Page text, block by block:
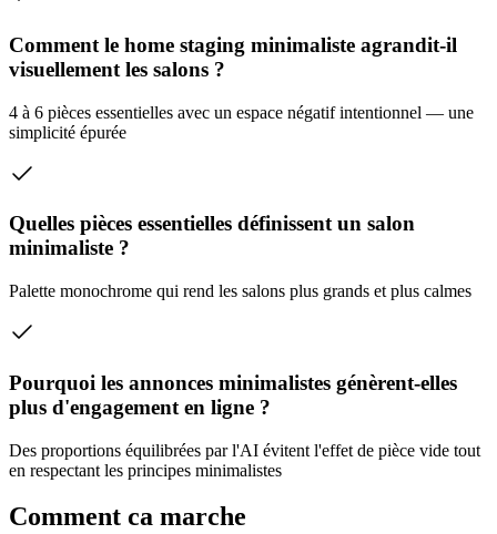
Comment le home staging minimaliste agrandit-il
visuellement les salons ?
4 à 6 pièces essentielles avec un espace négatif intentionnel — une
simplicité épurée
Quelles pièces essentielles définissent un salon
minimaliste ?
Palette monochrome qui rend les salons plus grands et plus calmes
Pourquoi les annonces minimalistes génèrent-elles
plus d'engagement en ligne ?
Des proportions équilibrées par l'AI évitent l'effet de pièce vide tout
en respectant les principes minimalistes
Comment ca marche